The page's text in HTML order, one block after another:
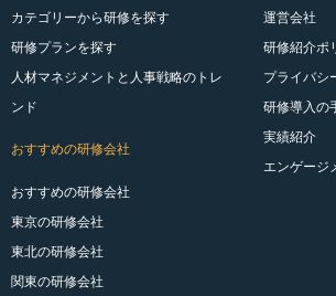
カテゴリーから研修を探す
研修プランを探す
人材マネジメントと人事戦略のトレ
ンド
おすすめの研修会社
おすすめの研修会社
東京の研修会社
東北の研修会社
関東の研修会社
運営会社
研修紹介ポ
プライバシ
研修導入の
実績紹介
エンゲージ